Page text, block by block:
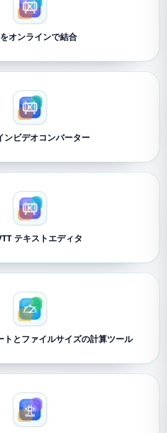
オンラインで結合
ンビデオコンバーター
テキストエディタ
トとファイルサイズの計算ツール